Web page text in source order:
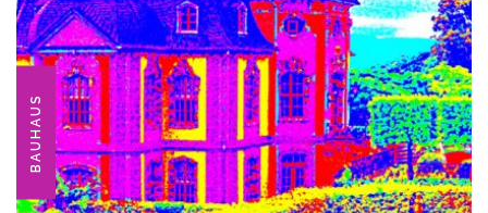
BAUHAUS